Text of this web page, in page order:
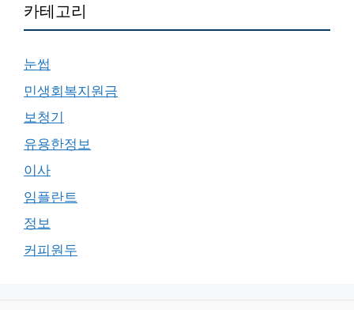
카테고리
눈썹
민생회복지원금
보청기
유용한정보
이사
임플란트
정보
커피원두